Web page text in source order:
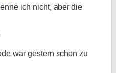
ich nicht, aber die
war gestern schon zu